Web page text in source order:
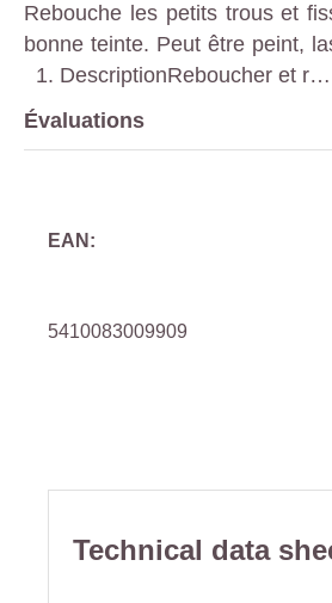
Rebouche les petits trous et
bonne teinte. Peut être peint,
1. DescriptionReboucher et r…
Évaluations
EAN:
5410083009909
Technical data